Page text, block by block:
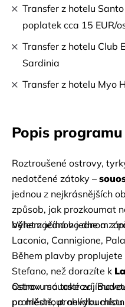
Transfer z hotelu
poplatek cca 15 EUR/
Transfer z hotelu Club
Sardinia
Transfer z hotelu Myo
Popis programu
Roztroušené ostrovy,
nedotčené zátoky –
jednou z nejkrásnějších
způsob, jak prozkoumat
během jednoho dne a
Výlet začíná v jednom z
Laconia, Cannigione,
Během plavby
Stefano, než dorazíte k
ostrovu souostroví.
po městě, prohlídku
Ostrov má také
prohlédnout